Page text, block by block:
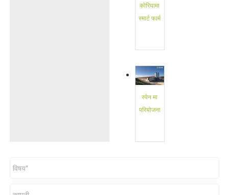
कोरियामा
स्मार्ट फार्म
स्पेन मा
परियोजना